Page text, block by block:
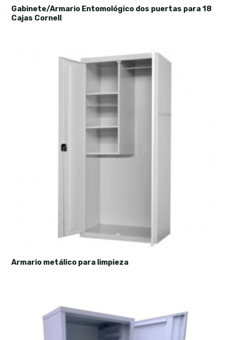
Gabinete/Armario Entomológico dos puertas para 18
Cajas Cornell
Armario metálico para limpieza